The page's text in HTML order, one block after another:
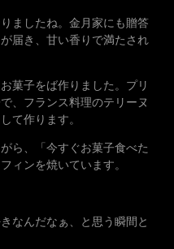
ましたね。金月家にも贈答
届き、甘い香りで満たされ
菓子をば作りました。プリ
、フランス料理のテリーヌ
て作ります。
ら、「今すぐお菓子食べた
ィンを焼いています。
なんだなぁ、と思う瞬間と